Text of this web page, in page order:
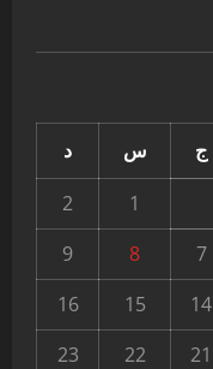
ج س
د
1
2
7
8
9
14
15
16
21
22
23